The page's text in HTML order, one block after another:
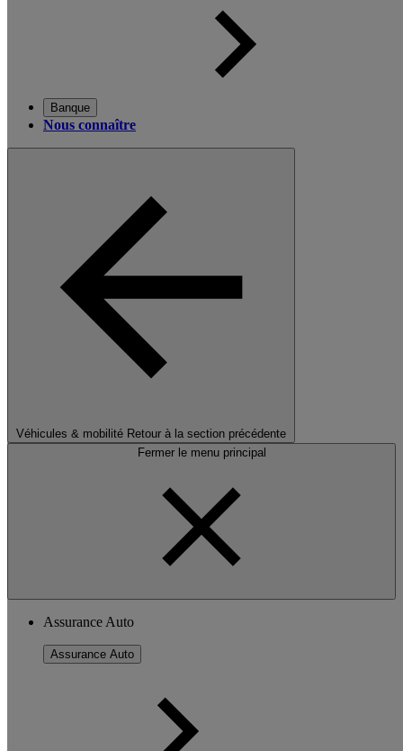
Banque
Nous connaître
Véhicules & mobilité Retour à la section précédente
Fermer le menu principal
Assurance Auto
Assurance Auto